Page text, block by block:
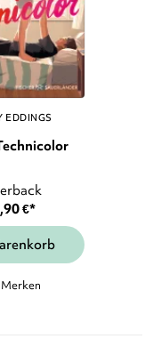
EDDINGS
€*
Merken